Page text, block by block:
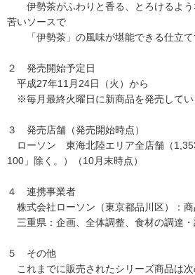
伊勢茶がふわりと香る、とろけるよう
苦いソースで
「伊勢茶」の風味が堪能できる仕立て
２ 発売開始予定日
平成27年11月24日（火）から
※毎月最終火曜日に新商品を発売してい
３ 発売店舗（発売開始時点）
ローソン 東海北陸エリア全店舗（
100」除く。）（10月末時点）
４ 連携事業者
株式会社ローソン（東京都品川区）：
三重県：企画、全体調整、食材の調達
５ その他
これまでに販売されたシリーズ商品は次